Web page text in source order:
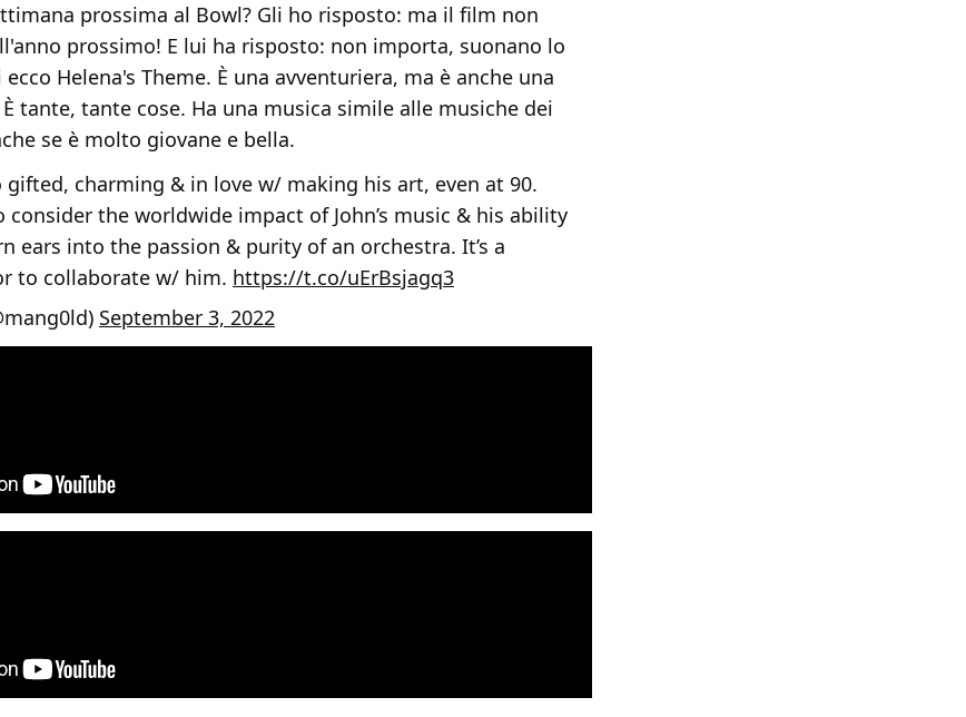
prossima al Bowl? Gli ho risposto: ma il film non
prossimo! E lui ha risposto: non importa, suonano lo
Helena's Theme. È una avventuriera, ma è anche una
tante, tante cose. Ha una musica simile alle musiche dei
se è molto giovane e bella.
gifted, charming & in love w/ making his art, even at 90.
the worldwide impact of John’s music & his ability
ears into the passion & purity of an orchestra. It’s a
to collaborate w/ him. https://t.co/uErBsjagq3
September 3, 2022